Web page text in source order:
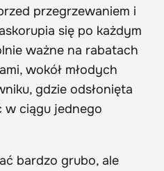
przegrzewaniem i
się po każdym
ważne na rabatach
wokół młodych
gdzie odsłonięta
ciągu jednego
bardzo grubo, ale